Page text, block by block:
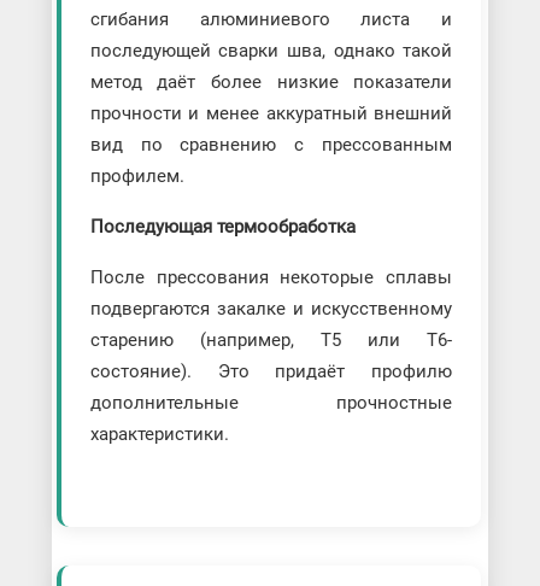
сгибания алюминиевого листа и
последующей сварки шва, однако такой
метод даёт более низкие показатели
прочности и менее аккуратный внешний
вид по сравнению с прессованным
профилем.
Последующая термообработка
После прессования некоторые сплавы
подвергаются закалке и искусственному
старению (например, Т5 или Т6-
состояние). Это придаёт профилю
дополнительные прочностные
характеристики.